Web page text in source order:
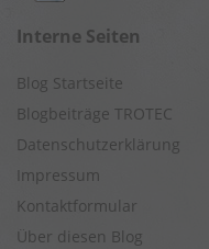
Interne Seiten
Blog Startseite
Blogbeiträge TROTEC
Datenschutzerklärung
Impressum
Kontaktformular
Über diesen Blog